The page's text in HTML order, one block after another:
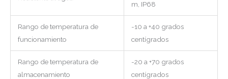
m, IP68
Rango de temperatura de
funcionamiento
-10 a +40 grados
centígrados
Rango de temperatura de
almacenamiento
-20 a +70 grados
centígrados